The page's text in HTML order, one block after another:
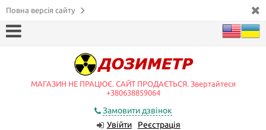
Повна версія сайту
МАГАЗИН НЕ ПРАЦЮЄ. САЙТ ПРОДАЄТЬСЯ. Звертайтеся
+380638859064
Замовити дзвінок
Увійти
Реєстрація